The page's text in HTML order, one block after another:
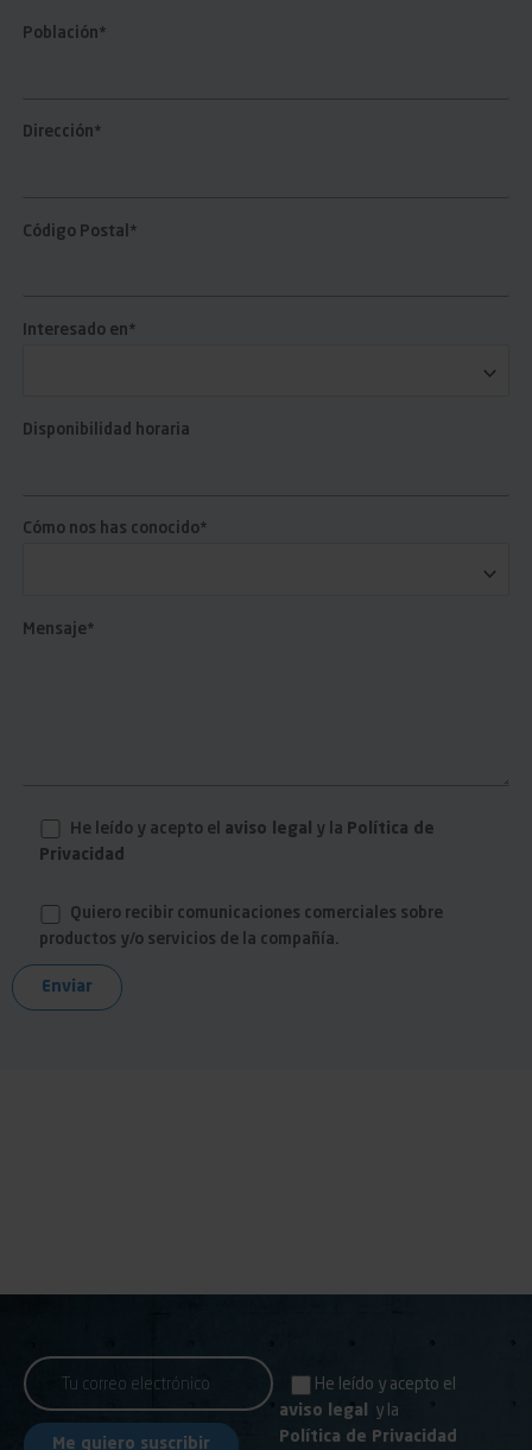
Población*
Dirección*
Código Postal*
Interesado en*
Disponibilidad horaria
Cómo nos has conocido*
Mensaje*
He leído y acepto el aviso legal y la Política de
Privacidad
Quiero recibir comunicaciones comerciales sobre
productos y/o servicios de la compañía.
He leído y acepto el
aviso legal
y la
Política de Privacidad